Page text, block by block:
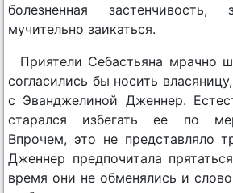
болезненная застенчивость,
мучительно заикаться.
Приятели Себастьяна мрачно
согласились бы носить
с Эванджелиной Дженнер.
старался избегать ее по
Впрочем, это не представляло
Дженнер предпочитала
время они не обменялись и